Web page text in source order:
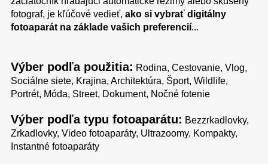
fotograf, je kľúčové vedieť, ako si vybrať digitálny
fotoaparát na základe vašich preferencií...
Výber podľa použitia: Rodina, Cestovanie, Vlog,
Sociálne siete, Krajina, Architektúra, Šport, Wildlife,
Portrét, Móda, Street, Dokument, Nočné fotenie
Výber podľa typu fotoaparátu: Bezzrkadlovky,
Zrkadlovky, Video fotoaparáty, Ultrazoomy, Kompakty,
Instantné fotoaparáty